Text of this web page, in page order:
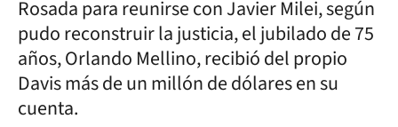
Rosada para reunirse con Javier Milei, según
pudo reconstruir la justicia, el jubilado de 75
años, Orlando Mellino, recibió del propio
Davis más de un millón de dólares en su
cuenta.